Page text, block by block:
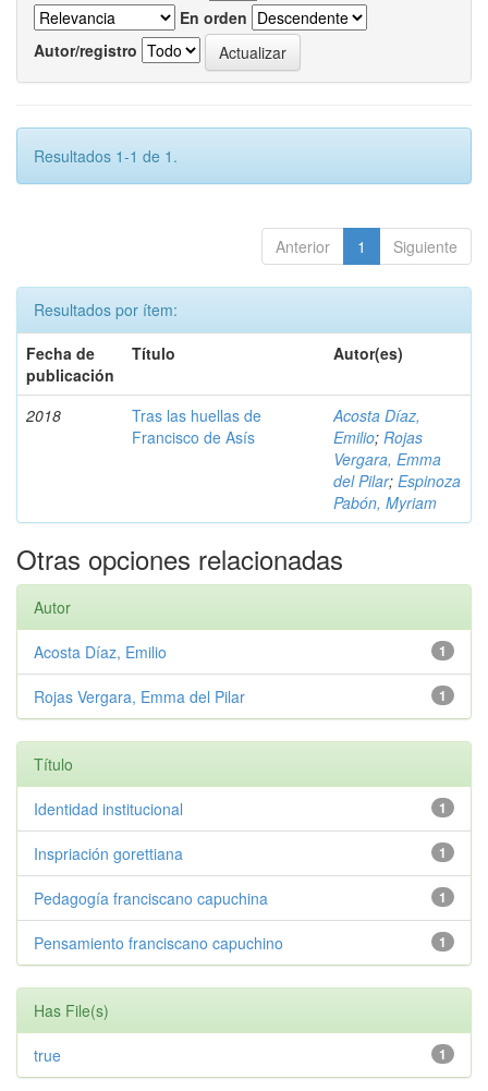
En orden
Autor/registro
Resultados 1-1 de 1.
Anterior 1 Siguiente
Resultados por ítem:
Fecha de
publicación
Título Autor(es)
2018
Tras las huellas de
Francisco de Asís
Acosta Díaz,
Emilio; Rojas
Vergara, Emma
del Pilar; Espinoza
Pabón, Myriam
Otras opciones relacionadas
Autor
1
Acosta Díaz, Emilio
1
Rojas Vergara, Emma del Pilar
Título
1
Identidad institucional
1
Inspriación gorettiana
1
Pedagogía franciscano capuchina
1
Pensamiento franciscano capuchino
Has File(s)
1
true